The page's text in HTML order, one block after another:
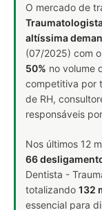
O mercado de
altíssima
(07/2025) com
50% no volume
competitiva por
de RH,
responsáveis
Nos últimos 12
66
Dentista -
totalizando 132
essencial para